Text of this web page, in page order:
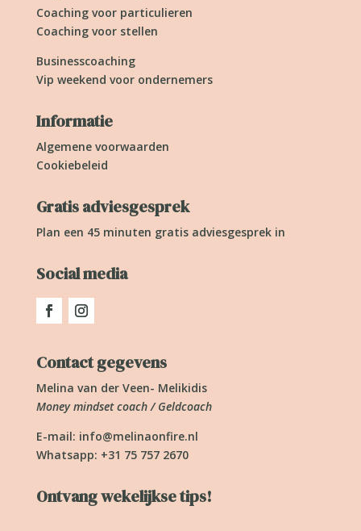
Coaching voor particulieren
Coaching voor stellen
Businesscoaching
Vip weekend voor ondernemers
Informatie
Algemene voorwaarden
Cookiebeleid
Gratis adviesgesprek
Plan een 45 minuten gratis adviesgesprek in
Social media
Contact gegevens
Melina van der Veen- Melikidis
Money mindset coach / Geldcoach
E-mail: info@melinaonfire.nl
Whatsapp: +31 75 757 2670
Ontvang wekelijkse tips!